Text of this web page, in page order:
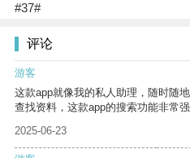
#37#
评论
游客
这款app就像我的私人助理，随时随
查找资料，这款app的搜索功能非常
2025-06-23